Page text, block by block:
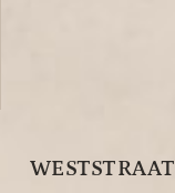
WESTSTRAAT